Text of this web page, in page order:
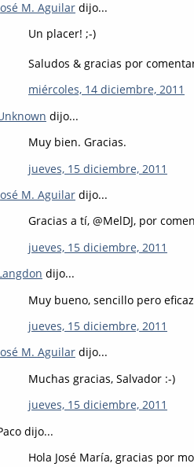
M. Aguilar dijo...
Un placer! ;-)
Saludos & gracias por
miércoles, 14 diciembre, 2011
dijo...
Muy bien. Gracias.
jueves, 15 diciembre, 2011
M. Aguilar dijo...
Gracias a tí, @MelDJ, por
jueves, 15 diciembre, 2011
dijo...
Muy bueno, sencillo pero
jueves, 15 diciembre, 2011
M. Aguilar dijo...
Muchas gracias, Salvador :-)
jueves, 15 diciembre, 2011
dijo...
Hola José María, gracias por